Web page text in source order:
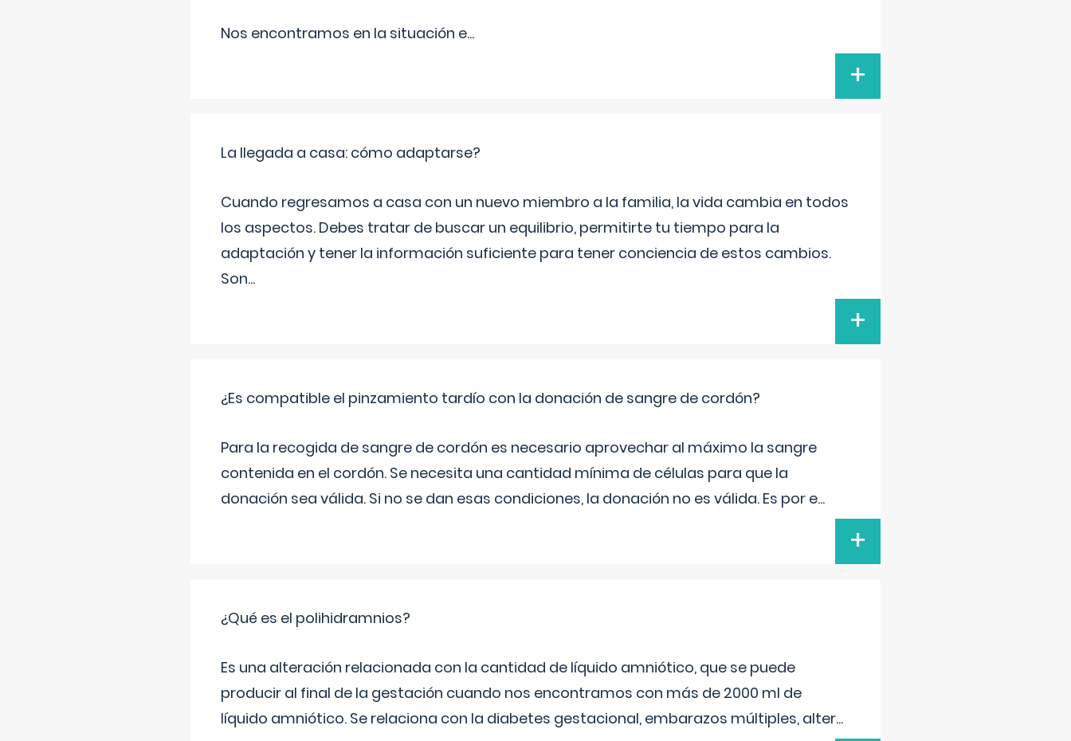
Nos encontramos en la situación e...
+
La llegada a casa: cómo adaptarse?
Cuando regresamos a casa con un nuevo miembro a la familia, la vida cambia en todos
los aspectos. Debes tratar de buscar un equilibrio, permitirte tu tiempo para la
adaptación y tener la información suficiente para tener conciencia de estos cambios.
Son...
+
¿Es compatible el pinzamiento tardío con la donación de sangre de cordón?
Para la recogida de sangre de cordón es necesario aprovechar al máximo la sangre
contenida en el cordón. Se necesita una cantidad mínima de células para que la
donación sea válida. Si no se dan esas condiciones, la donación no es válida. Es por e...
+
¿Qué es el polihidramnios?
Es una alteración relacionada con la cantidad de líquido amniótico, que se puede
producir al final de la gestación cuando nos encontramos con más de 2000 ml de
líquido amniótico. Se relaciona con la diabetes gestacional, embarazos múltiples, alter...